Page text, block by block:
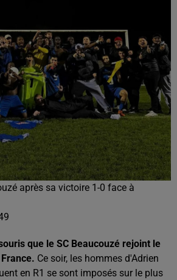
après sa victoire 1-0 face à
que le SC Beaucouzé rejoint le
Ce soir, les hommes d'Adrien
en R1 se sont imposés sur le plus